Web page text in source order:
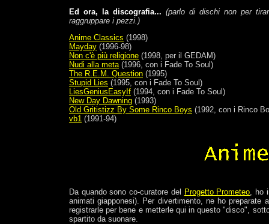
Ed ora, la discografia... (parlo di dischi non per
raggruppare i pezzi.)
Anime Classics (1998)
Mayday (1996-98)
Non c'è più religione (1998, per il GEDAM)
Nudi alla meta(1996, con i Fade To Soul)
The R.E.M. Question (1995)
Stupid Lies (1995, con i Fade To Soul)
LiesGeniusEasyIf (1994, con i Fade To Soul)
New Day Dawning (1993)
Old Gritistizz By Some Rinco Boys (1992, con i Rinco
vb1 (1991-94)
Da quando sono co-curatore del Progetto Prometeo, ho
animati giapponesi). Per divertimento, ne ho
registrarle per bene e metterle qui in questo "disco",
spartito da suonare.